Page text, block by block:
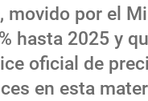
movido por el
hasta 2025 y
oficial de
en esta